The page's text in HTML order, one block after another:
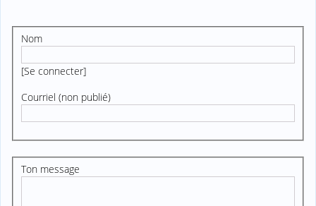
Nom
[Se connecter]
Courriel (non publié)
Ton message